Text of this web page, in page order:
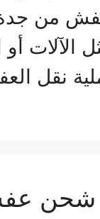
من جدة
الآلات
نقل
عفش من